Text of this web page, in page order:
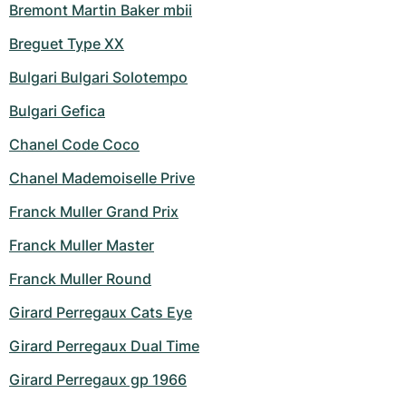
Bremont Martin Baker mbii
Breguet Type XX
Bulgari Bulgari Solotempo
Bulgari Gefica
Chanel Code Coco
Chanel Mademoiselle Prive
Franck Muller Grand Prix
Franck Muller Master
Franck Muller Round
Girard Perregaux Cats Eye
Girard Perregaux Dual Time
Girard Perregaux gp 1966